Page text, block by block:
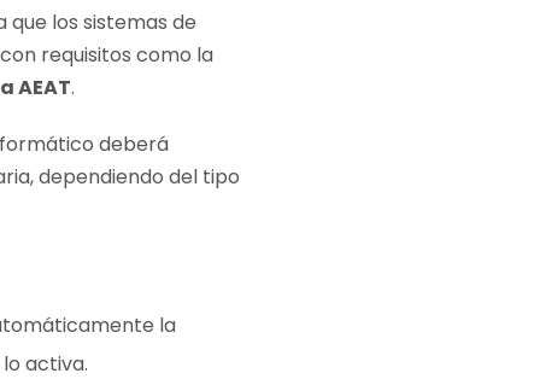
que los sistemas de
requisitos como la
AEAT.
deberá
dependiendo del tipo
la
activa.